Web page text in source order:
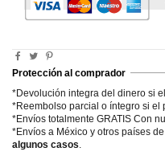
Protección al comprador
*Devolución integra del dinero si
*Reembolso parcial o íntegro si el
*Envíos totalmente GRATIS Con
*Envíos a México y otros países
algunos casos